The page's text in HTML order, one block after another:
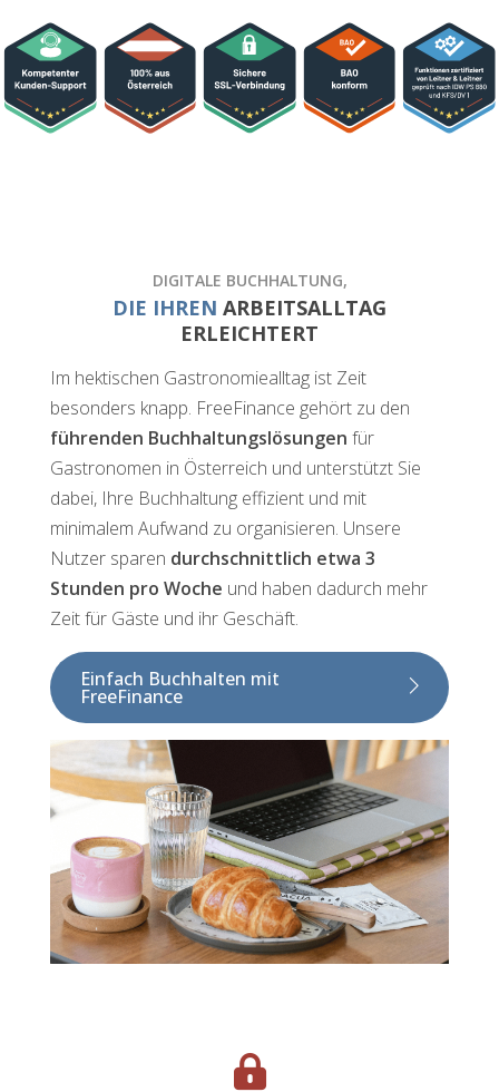
DIGITALE BUCHHALTUNG,
DIE IHREN ARBEITSALLTAG
ERLEICHTERT
Im hektischen Gastronomiealltag ist Zeit
besonders knapp. FreeFinance gehört zu den
führenden Buchhaltungslösungen für
Gastronomen in Österreich und unterstützt Sie
dabei, Ihre Buchhaltung effizient und mit
minimalem Aufwand zu organisieren. Unsere
Nutzer sparen durchschnittlich etwa 3
Stunden pro Woche und haben dadurch mehr
Zeit für Gäste und ihr Geschäft.
Einfach Buchhalten mit
FreeFinance